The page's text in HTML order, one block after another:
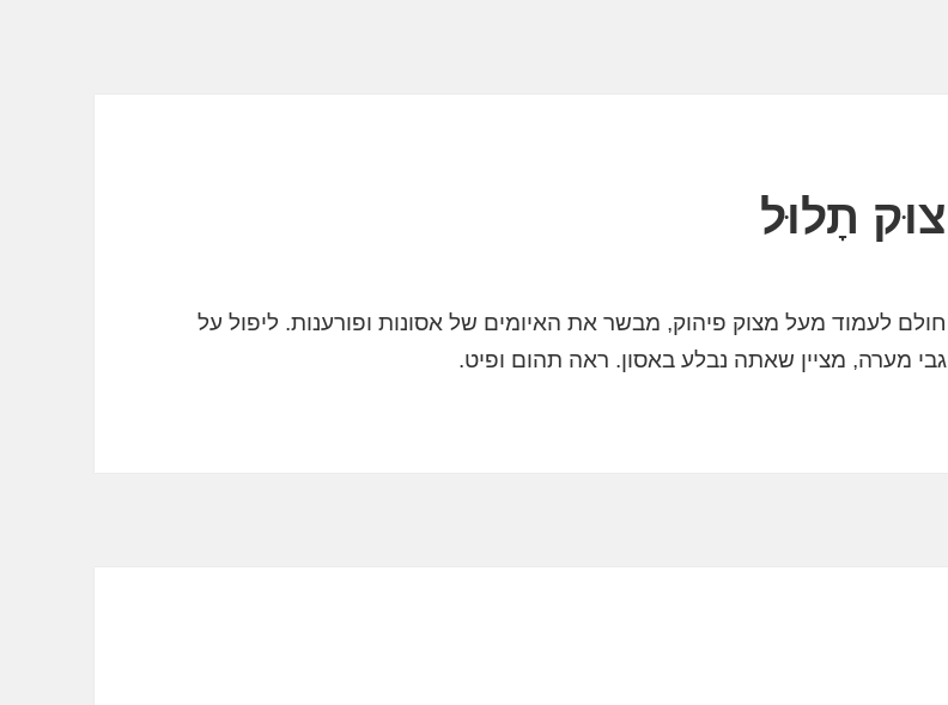
צוּק תָלוּל
חולם לעמוד מעל מצוק פיהוק, מבשר את האיומים של אסונות ופורענות. ליפול על
גבי מערה, מציין שאתה נבלע באסון. ראה תהום ופיט.